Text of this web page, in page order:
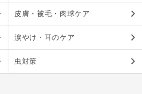
皮膚・被毛・肉球ケア
涙やけ・耳のケア
虫対策